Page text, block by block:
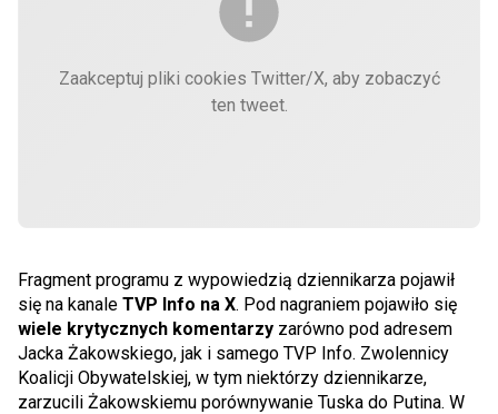
Zaakceptuj pliki cookies Twitter/X, aby zobaczyć
ten tweet.
Fragment programu z wypowiedzią dziennikarza pojawił
się na kanale TVP Info na X. Pod nagraniem pojawiło się
wiele krytycznych komentarzy zarówno pod adresem
Jacka Żakowskiego, jak i samego TVP Info. Zwolennicy
Koalicji Obywatelskiej, w tym niektórzy dziennikarze,
zarzucili Żakowskiemu porównywanie Tuska do Putina. W